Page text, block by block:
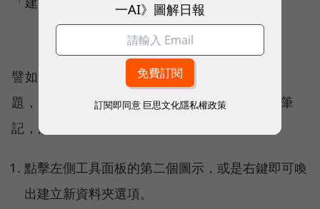
譬如，我們想要研究一個名為「處理器」的主
題，並為此寫了3篇名為NPU、CPU、GPU的筆
記，想要分類筆記，可以這樣做：
點擊左側工具面板的第二個圖示，或是右鍵即可喚
出建立新資料夾選項。
一AI》圖解日報
訂閱即同意 巨思文化隱私權政策